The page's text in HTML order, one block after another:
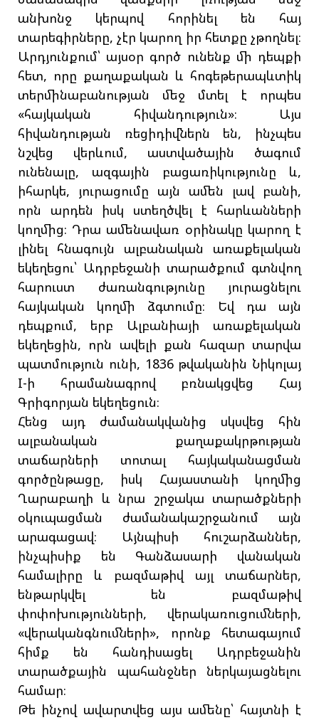
անխոնջ կերպով հորինել են հայ
տարեգիրները, չէր կարող իր հետքը չթողնել։
Արդյունքում՝ այսօր գործ ունենք մի դեպքի
հետ, որը քաղաքական և հոգեթերապևտիկ
տերմինաբանության մեջ մտել է որպես
«հայկական հիվանդություն»։ Այս
հիվանդության ռեցիդիվներն են, ինչպես
նշվեց վերևում, աստվածային ծագում
ունենալը, ազգային բացառիկությունը և,
իհարկե, յուրացումը այն ամեն լավ բանի,
որն արդեն իսկ ստեղծվել է հարևանների
կողմից։ Դրա ամենավառ օրինակը կարող է
լինել հնագույն ալբանական առաքելական
եկեղեցու՝ Ադրբեջանի տարածքում գտնվող
հարուստ ժառանգությունը յուրացնելու
հայկական կողմի ձգտումը։ Եվ դա այն
դեպքում, երբ Ալբանիայի առաքելական
եկեղեցին, որն ավելի քան հազար տարվա
պատմություն ունի, 1836 թվականին Նիկոլայ
I-ի հրամանագրով բռնակցվեց Հայ
Գրիգորյան եկեղեցուն։
Հենց այդ ժամանակվանից սկսվեց հին
ալբանական քաղաքակրթության
տաճարների տոտալ հայկականացման
գործընթացը, իսկ Հայաստանի կողմից
Ղարաբաղի և նրա շրջակա տարածքների
օկուպացման ժամանակաշրջանում այն
արագացավ։ Այնպիսի հուշարձաններ,
ինչպիսիք են Գանձասարի վանական
համալիրը և բազմաթիվ այլ տաճարներ,
ենթարկվել են բազմաթիվ
փոփոխությունների, վերակառուցումների,
«վերականգնումների», որոնք հետագայում
հիմք են հանդիսացել Ադրբեջանին
տարածքային պահանջներ ներկայացնելու
համար։
Թե ինչով ավարտվեց այս ամենը՝ հայտնի է